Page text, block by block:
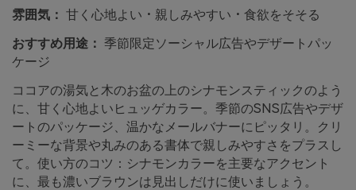
雰囲気： 甘く心地よい・親しみやすい・食欲をそそる
おすすめ用途： 季節限定ソーシャル広告やデザートパッ
ケージ
ココアの湯気と木のお盆の上のシナモンスティックのよう
に、甘く心地よいヒュッゲカラー。季節のSNS広告やデザ
ートのパッケージ、温かなメールバナーにピッタリ。クリ
ーミーな背景や丸みのある書体で親しみやすさをプラスし
て。使い方のコツ：シナモンカラーを主要なアクセント
に、最も濃いブラウンは見出しだけに使いましょう。